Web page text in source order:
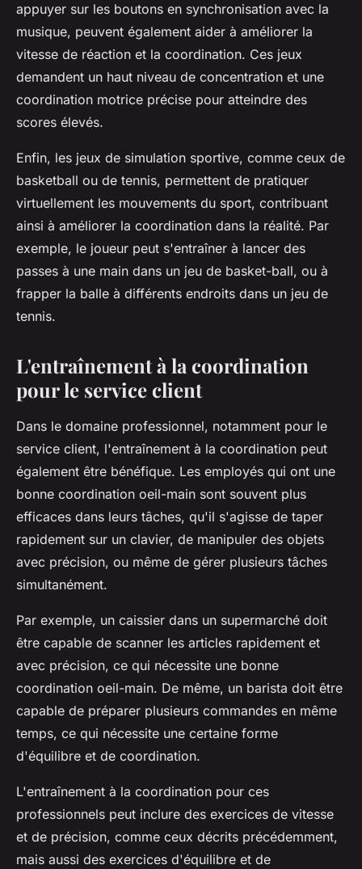
appuyer sur les boutons en synchronisation avec la
musique, peuvent également aider à améliorer la
vitesse de réaction et la coordination. Ces jeux
demandent un haut niveau de concentration et une
coordination motrice précise pour atteindre des
scores élevés.
Enfin, les jeux de simulation sportive, comme ceux de
basketball ou de tennis, permettent de pratiquer
virtuellement les mouvements du sport, contribuant
ainsi à améliorer la coordination dans la réalité. Par
exemple, le joueur peut s'entraîner à lancer des
passes à une main dans un jeu de basket-ball, ou à
frapper la balle à différents endroits dans un jeu de
tennis.
L'entraînement à la coordination
pour le service client
Dans le domaine professionnel, notamment pour le
service client, l'entraînement à la coordination peut
également être bénéfique. Les employés qui ont une
bonne coordination oeil-main sont souvent plus
efficaces dans leurs tâches, qu'il s'agisse de taper
rapidement sur un clavier, de manipuler des objets
avec précision, ou même de gérer plusieurs tâches
simultanément.
Par exemple, un caissier dans un supermarché doit
être capable de scanner les articles rapidement et
avec précision, ce qui nécessite une bonne
coordination oeil-main. De même, un barista doit être
capable de préparer plusieurs commandes en même
temps, ce qui nécessite une certaine forme
d'équilibre et de coordination.
L'entraînement à la coordination pour ces
professionnels peut inclure des exercices de vitesse
et de précision, comme ceux décrits précédemment,
mais aussi des exercices d'équilibre et de